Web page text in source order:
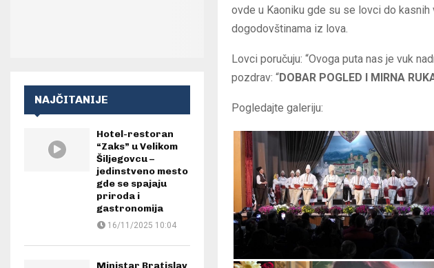
ovde u Kaoniku gde su se lovci do
dogodovštinama iz lova.
Lovci poručuju: “Ovoga puta nas je vuk
pozdrav: “DOBAR POGLED I MIRNA
Pogledajte galeriju:
NAJČITANIJE
Hotel-restoran
“Zaks” u Velikom
Šiljegovcu –
jedinstveno mesto
gde se spajaju
priroda i
gastronomija
16/11/2025 10:04
Ministar Bratislav